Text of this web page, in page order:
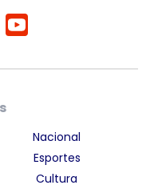
Nacional
Esportes
Cultura